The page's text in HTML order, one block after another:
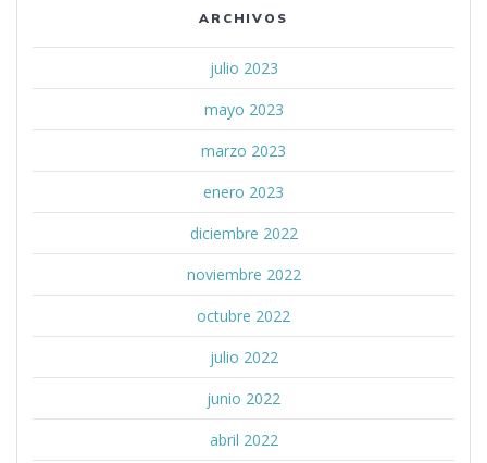
ARCHIVOS
julio 2023
mayo 2023
marzo 2023
enero 2023
diciembre 2022
noviembre 2022
octubre 2022
julio 2022
junio 2022
abril 2022